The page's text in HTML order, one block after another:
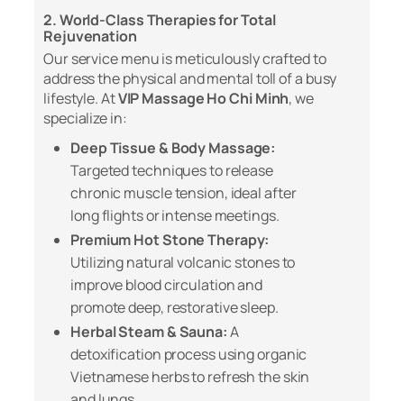
2. World-Class Therapies for Total
Rejuvenation
Our service menu is meticulously crafted to
address the physical and mental toll of a busy
lifestyle. AtVIP Massage Ho Chi Minh, we
specialize in:
Deep Tissue & Body Massage:
Targeted techniques to release
chronic muscle tension, ideal after
long flights or intense meetings.
Premium Hot Stone Therapy:
Utilizing natural volcanic stones to
improve blood circulation and
promote deep, restorative sleep.
Herbal Steam & Sauna:A
detoxification process using organic
Vietnamese herbs to refresh the skin